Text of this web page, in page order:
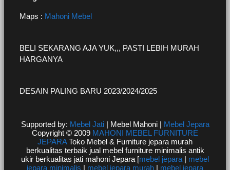
Maps : Mahoni Mebel
BELI SEKARANG AJA YUK,,, PASTI LEBIH MURAH
HARGANYA
DESAIN PALING BARU 2023/2024/2025
Supported by: Mebel Jati| Mebel Mahoni | Mebel Jepara
Copyright © 2009 MAHONI MEBEL FURNITURE
JEPARAToko Mebel & Furniture jepara murah
berkualitas terbaik jual mebel furniture minimalis antik
ukir berkualitas jati mahoni Jepara [mebel jepara | mebel
jepara minimalis | mebel jepara murah | mebel jepara